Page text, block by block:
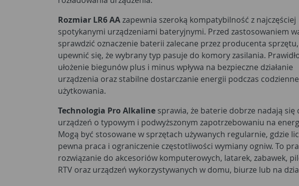
Rozmiar LR6 AAzapewnia szeroką kompatybilność z najczęściej
spotykanymi urządzeniami bateryjnymi. Przed zastosowaniem
sprawdzić oznaczenie baterii zalecane przez producenta
upewnić się, że wybrany typ pasuje do komory zasilania.
ułożenie biegunów plus i minus wpływa na bezpieczne działanie
urządzenia oraz stabilne dostarczanie energii podczas
użytkowania.
Technologia Pro Alkaline sprawia, że baterie dobrze nadają się
urządzeń o typowym i podwyższonym zapotrzebowaniu na
Mogą być stosowane w sprzętach używanych regularnie, gdzie
pewna praca i ograniczenie częstotliwości wymiany ogniw. To
rozwiązanie do akcesoriów komputerowych, latarek, zabawek,
RTV oraz urządzeń wykorzystywanych w domu, biurze lub na